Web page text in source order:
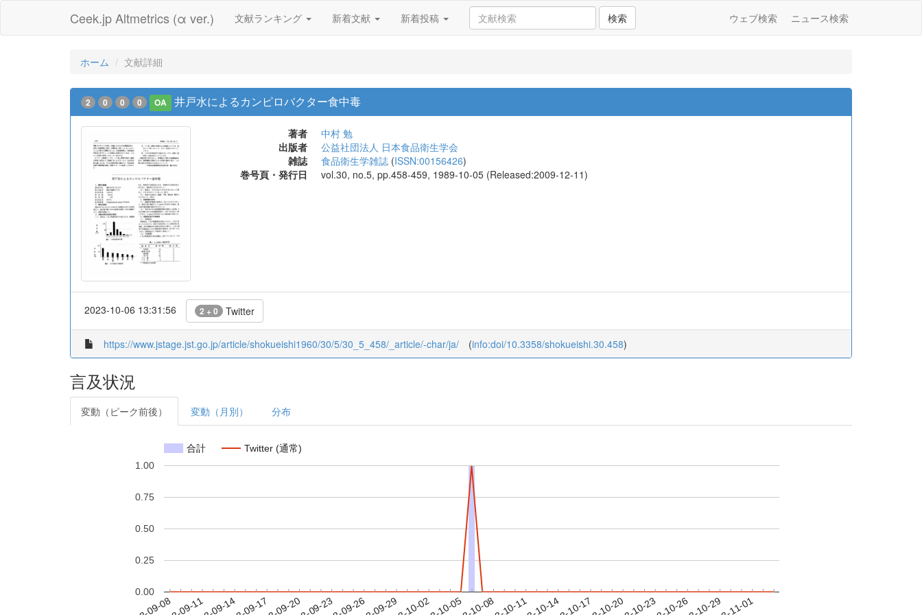
Ceek.jp Altmetrics (α ver.) 文献ランキング 新着文献 新着投稿 検索 ウェブ検索 ニュース検索
ホーム 文献詳細
2 0 0 0 OA 井戸水によるカンピロバクター食中毒
著者
中村 勉
出版者
公益社団法人 日本食品衛生学会
雑誌
食品衛生学雑誌 (ISSN:00156426)
巻号頁・発行日
vol.30, no.5, pp.458-459, 1989-10-05 (Released:2009-12-11)
2023-10-06 13:31:56 2 + 0 Twitter
https://www.jstage.jst.go.jp/article/shokueishi1960/30/5/30_5_458/_article/-char/ja/ (info:doi/10.3358/shokueishi.30.458)
言及状況
変動（ピーク前後） 変動（月別） 分布
合計 Twitter (通常)
0.00
0.25
0.50
0.75
1.00